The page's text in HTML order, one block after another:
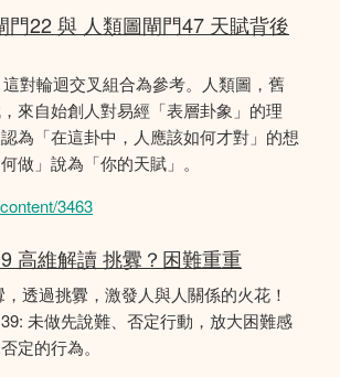
門22 與 人類圖閘門47 天賦背後
對輪迴交叉組合為參考。人類圖，舊
來自始創人對易經「表層卦象」的理
為「在這卦中，人應該如何才對」的想
做」說為「你的天賦」。
3463
高維解讀 挑釁？困難重重
透過挑釁，激發人與人關係的火花！
未做先說難、否定行動，放大困難感
定的行為。